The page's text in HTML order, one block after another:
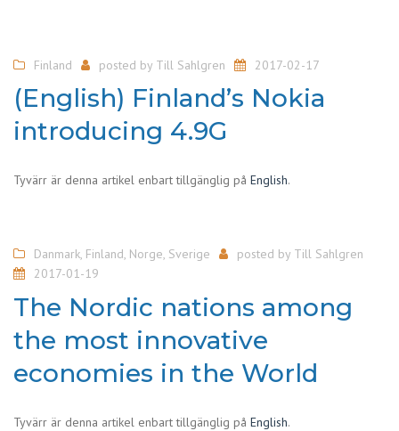
Finland posted by Till Sahlgren 2017-02-17
(English) Finland’s Nokia
introducing 4.9G
Tyvärr är denna artikel enbart tillgänglig på English.
Danmark, Finland, Norge, Sverige posted by Till Sahlgren
2017-01-19
The Nordic nations among
the most innovative
economies in the World
Tyvärr är denna artikel enbart tillgänglig på English.